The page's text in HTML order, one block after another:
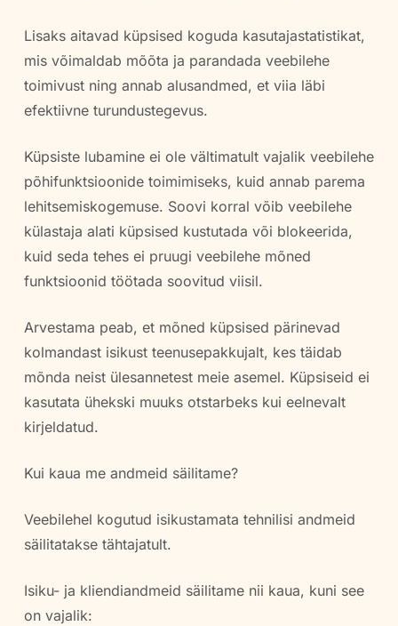
Lisaks aitavad küpsised koguda kasutajastatistikat,
mis võimaldab mõõta ja parandada veebilehe
toimivust ning annab alusandmed, et viia läbi
efektiivne turundustegevus.
Küpsiste lubamine ei ole vältimatult vajalik veebilehe
põhifunktsioonide toimimiseks, kuid annab parema
lehitsemiskogemuse. Soovi korral võib veebilehe
külastaja alati küpsised kustutada või blokeerida,
kuid seda tehes ei pruugi veebilehe mõned
funktsioonid töötada soovitud viisil.
Arvestama peab, et mõned küpsised pärinevad
kolmandast isikust teenusepakkujalt, kes täidab
mõnda neist ülesannetest meie asemel. Küpsiseid ei
kasutata ühekski muuks otstarbeks kui eelnevalt
kirjeldatud.
Kui kaua me andmeid säilitame?
Veebilehel kogutud isikustamata tehnilisi andmeid
säilitatakse tähtajatult.
Isiku- ja kliendiandmeid säilitame nii kaua, kuni see
on vajalik: